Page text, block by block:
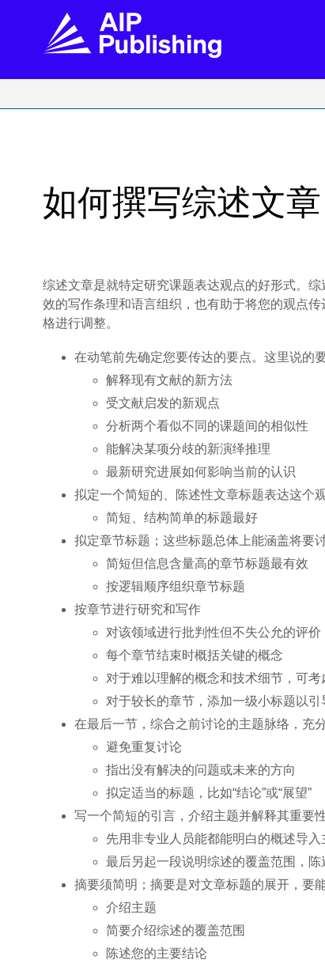
FIND
VISIT
FIND THE RIGHT JOURNAL
BROWSE JOURNALS
如何撰写综述文章
综述文章是就特定研究课题表达观点的好形式。
效的写作条理和语言组织，也有助于将您的观点
格进行调整。
在动笔前先确定您要传达的要点。这里说的
解释现有文献的新方法
受文献启发的新观点
分析两个看似不同的课题间的相似性
能解决某项分歧的新演绎推理
最新研究进展如何影响当前的认识
拟定一个简短的、陈述性文章标题表达这个
简短、结构简单的标题最好
拟定章节标题；这些标题总体上能涵盖将要
简短但信息含量高的章节标题最有效
按逻辑顺序组织章节标题
按章节进行研究和写作
对该领域进行批判性但不失公允的评价
每个章节结束时概括关键的概念
对于难以理解的概念和技术细节，可
对于较长的章节，添加一级小标题以引
在最后一节，综合之前讨论的主题脉络，充
避免重复讨论
指出没有解决的问题或未来的方向
拟定适当的标题，比如“结论”或“展望”
写一个简短的引言，介绍主题并解释其重要
先用非专业人员能都能明白的概述导入
最后另起一段说明综述的覆盖范围，陈
摘要须简明；摘要是对文章标题的展开，要
介绍主题
简要介绍综述的覆盖范围
陈述您的主要结论